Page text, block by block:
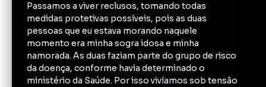
Passamos a viver reclusos, tomando todas
medidas protetivas possíveis, pois as duas
pessoas que eu estava morando naquele
momento era minha sogra idosa e minha
namorada. As duas faziam parte do grupo de risco
da doença, conforme havia determinado o
ministério da Saúde. Por isso vivíamos sob tensão